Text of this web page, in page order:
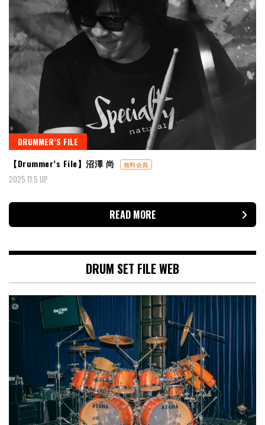
DRUMMER’S FILE
【Drummer’s File】沼澤 尚
無料会員
2025.11.5 UP
READ MORE
DRUM SET FILE WEB